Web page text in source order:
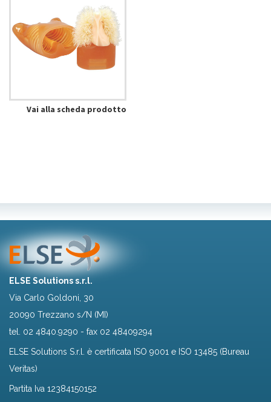
Vai alla scheda prodotto
ELSE Solutions s.r.l.
Via Carlo Goldoni, 30
20090 Trezzano s/N (MI)
tel. 02 4840.9290 - fax 02 48409294
ELSE Solutions S.r.l. è certificata ISO 9001 e ISO 13485 (Bureau
Veritas)
Partita Iva 12384150152